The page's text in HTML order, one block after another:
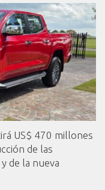
US$ 470 millones
de las
de la nueva